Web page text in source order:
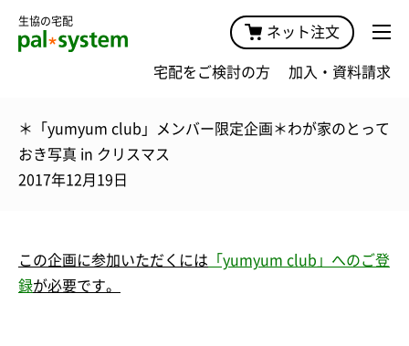
生協の宅配
ネット注文
宅配をご検討の方 加入・資料請求
＊「yumyum club」メンバー限定企画＊わが家のとって
おき写真 in クリスマス
2017年12月19日
この企画に参加いただくには 「yumyum club」へのご登
録が必要です。